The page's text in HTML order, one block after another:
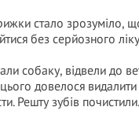
стало зрозуміло,
без серйозного
собаку, відвели до
довелося видалити
Решту зубів почистили.